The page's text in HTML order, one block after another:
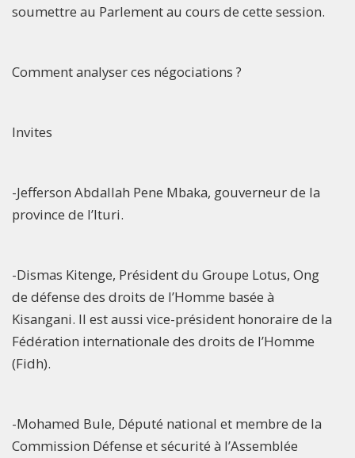
soumettre au Parlement au cours de cette session.
Comment analyser ces négociations ?
Invites
-Jefferson Abdallah Pene Mbaka, gouverneur de la
province de l’Ituri.
-Dismas Kitenge, Président du Groupe Lotus, Ong
de défense des droits de l’Homme basée à
Kisangani. Il est aussi vice-président honoraire de la
Fédération internationale des droits de l’Homme
(Fidh).
-Mohamed Bule, Député national et membre de la
Commission Défense et sécurité à l’Assemblée